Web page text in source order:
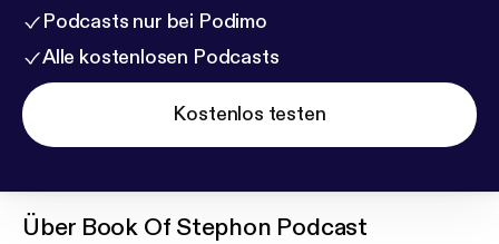
Podcasts nur bei Podimo
Alle kostenlosen Podcasts
Kostenlos testen
Über Book Of Stephon Podcast